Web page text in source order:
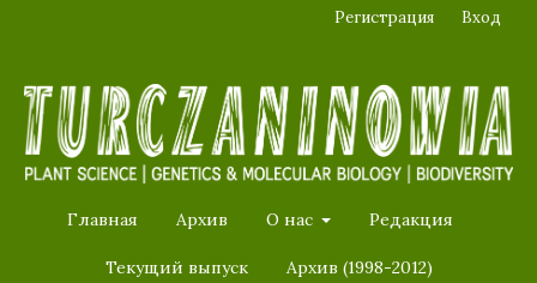
Главная Архив О нас Редакция
Текущий выпуск Архив (1998-2012)
Регистрация Вход